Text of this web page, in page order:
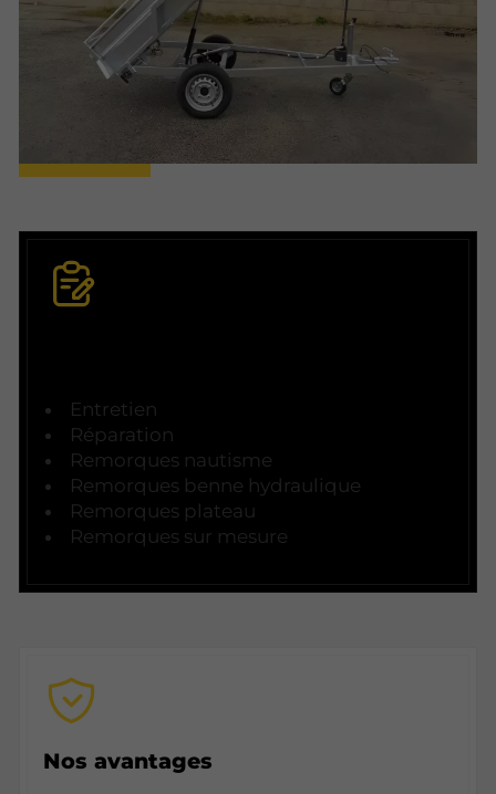
Entretien
Réparation
Remorques nautisme
Remorques benne hydraulique
Remorques plateau
Remorques sur mesure
Nos avantages